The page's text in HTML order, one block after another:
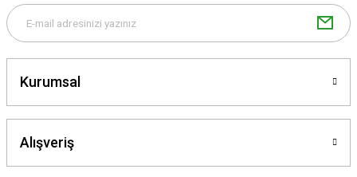
Kurumsal
Alışveriş